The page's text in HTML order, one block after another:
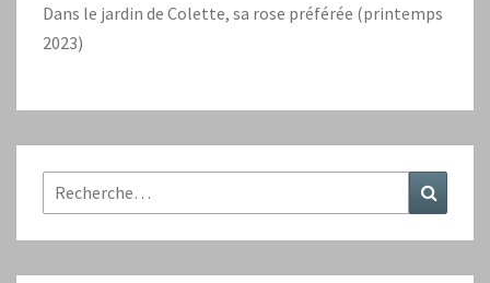
Dans le jardin de Colette, sa rose préférée (printemps
2023)
Rechercher :